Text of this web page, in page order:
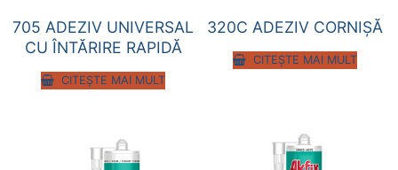
705 ADEZIV UNIVERSAL
CU ÎNTĂRIRE RAPIDĂ
CITEȘTE MAI MULT
320C ADEZIV CORNIŞĂ
CITEȘTE MAI MULT